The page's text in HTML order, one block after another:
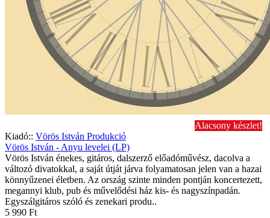
Alacsony készlet!
Kiadó:: Vörös István Produkció
Vörös István - Anyu levelei (LP)
Vörös István énekes, gitáros, dalszerző előadóművész, dacolva a
változó divatokkal, a saját útját járva folyamatosan jelen van a hazai
könnyűzenei életben. Az ország szinte minden pontján koncertezett,
megannyi klub, pub és művelődési ház kis- és nagyszínpadán.
Egyszálgitáros szóló és zenekari produ..
5 990 Ft